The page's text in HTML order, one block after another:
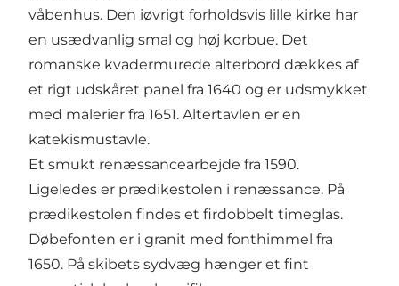
våbenhus. Den iøvrigt forholdsvis lille kirke har
en usædvanlig smal og høj korbue. Det
romanske kvadermurede alterbord dækkes af
et rigt udskåret panel fra 1640 og er udsmykket
med malerier fra 1651. Altertavlen er en
katekismustavle.
Et smukt renæssancearbejde fra 1590.
Ligeledes er prædikestolen i renæssance. På
prædikestolen findes et firdobbelt timeglas.
Døbefonten er i granit med fonthimmel fra
1650. På skibets sydvæg hænger et fint